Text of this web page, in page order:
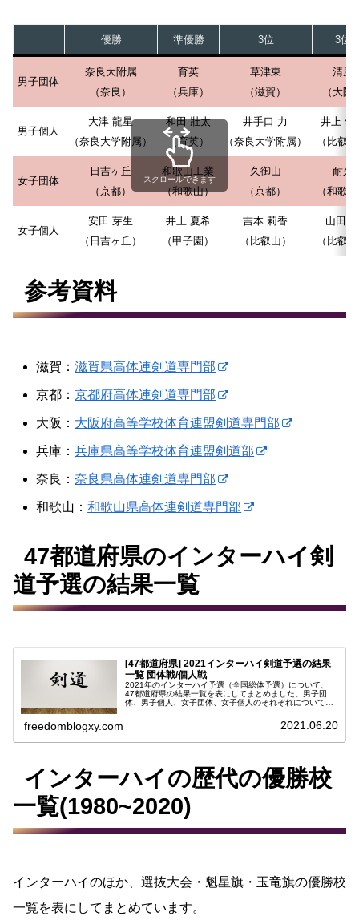
優勝 準優勝 3位 3位
男子団体
奈良大附属
（奈良）
育英
（兵庫）
草津東
（滋賀）
清風
（大阪
男子個人
大津 龍星
（奈良大学附属）
和田 壯太
（育英）
井手口 力
（奈良大学附属）
井上 優
（比叡
女子団体
日吉ヶ丘
（京都）
和歌山工業
（和歌山）
久御山
（京都）
耐久
（和歌
女子個人
安田 芽生
（日吉ヶ丘）
井上 夏希
（甲子園）
吉本 莉香
（比叡山）
山田 葵
（比叡
スクロールできます
参考資料
滋賀：滋賀県高体連剣道専門部
京都：京都府高体連剣道専門部
大阪： 大阪府高等学校体育連盟剣道専門部
兵庫：兵庫県高等学校体育連盟剣道部
奈良：奈良県高体連剣道専門部
和歌山：和歌山県高体連剣道専門部
47都道府県のインターハイ剣
道予選の結果一覧
[47都道府県] 2021インターハイ剣道予選の結果
一覧 団体戦/個人戦
2021年のインターハイ予選（全国総体予選）について、
47都道府県の結果一覧を表にしてまとめました。男子団
体、男子個人、女子団体、女子個人のそれぞれについてベ
freedomblogxy.com 2021.06.20
インターハイの歴代の優勝校
一覧(1980~2020)
インターハイのほか、選抜大会・魁星旗・玉竜旗の優勝校
一覧を表にしてまとめています。